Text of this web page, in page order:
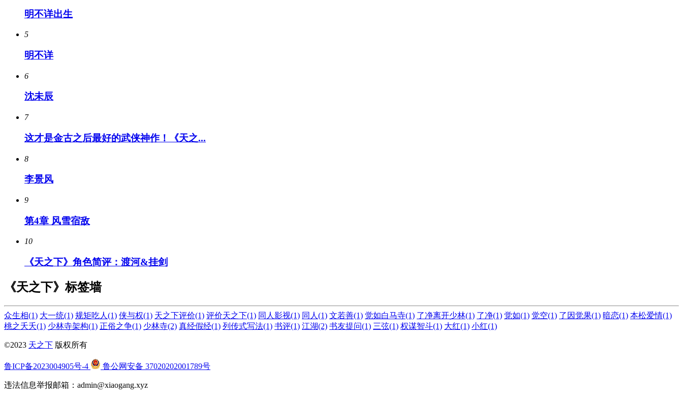
明不详出生
5
明不详
6
沈未辰
7
这才是金古之后最好的武侠神作！《天之...
8
李景风
9
第4章 风雪宿敌
10
《天之下》角色简评：渡河&挂剑
《天之下》标签墙
众生相(1) 大一统(1) 规矩吃人(1) 侠与权(1) 天之下评价(1) 评价天之下(1) 同人影视(1) 同人(1) 文若善(1) 觉如白马寺(1) 了净离开少林(1) 了净(1) 觉如(1) 觉空(1) 了因觉果(1) 暗恋(1) 本松爱情(1)
桃之夭夭(1) 少林寺架构(1) 正俗之争(1) 少林寺(2) 真经假经(1) 列传式写法(1) 书评(1) 江湖(2) 书友提问(1) 三弦(1) 权谋智斗(1) 大红(1) 小红(1)
©2023 天之下 版权所有
鲁ICP备2023004905号-4 鲁公网安备 37020202001789号
违法信息举报邮箱：admin@xiaogang.xyz